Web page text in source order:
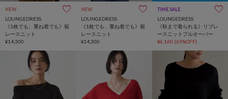
NEW
LOUNGEDRESS
《1枚でも、重ね着でも》裾
レースニット
¥14,300
NEW
LOUNGEDRESS
《1枚でも、重ね着でも》裾
レースニット
¥14,300
TIME SALE
LOUNGEDRESS
《秋まで着られる》リブレ
ースニットプルオーバー
¥6,160 (65%OFF)